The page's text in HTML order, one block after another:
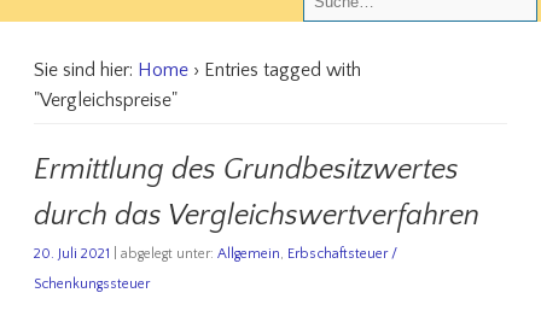
Sie sind hier: Home› Entries tagged with
"Vergleichspreise"
Ermittlung des Grundbesitzwertes
durch das Vergleichswertverfahren
20. Juli 2021 | abgelegt unter: Allgemein
Erbschaftsteuer /
Schenkungssteuer